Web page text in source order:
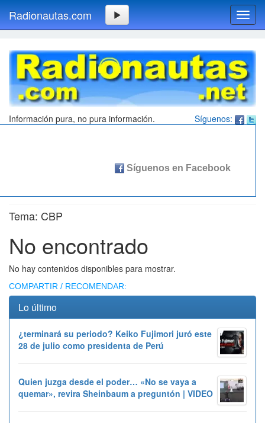
Radionautas.com
Síguenos:
Información pura, no pura información.
Tema: CBP
No encontrado
No hay contenidos disponibles para mostrar.
COMPARTIR / RECOMENDAR:
Lo último
¿terminará su periodo? Keiko Fujimori juró este
28 de julio como presidenta de Perú
Quien juzga desde el poder… «No se vaya a
quemar», revira Sheinbaum a preguntón | VIDEO